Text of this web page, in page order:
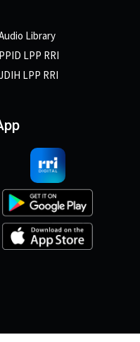
Library
PPID LPP RRI
LPP RRI